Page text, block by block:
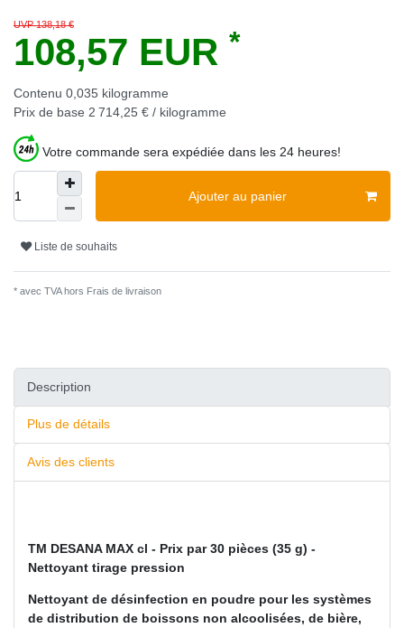
UVP 138,18 €
108,57 EUR *
Contenu 0,035 kilogramme
Prix de base 2 714,25 € / kilogramme
Votre commande sera expédiée dans les 24 heures!
Ajouter au panier
Liste de souhaits
* avec TVA hors Frais de livraison
Description
Plus de détails
Avis des clients
TM DESANA MAX cl - Prix par 30 pièces (35 g) -
Nettoyant tirage pression
Nettoyant de désinfection en poudre pour les systèmes
de distribution de boissons non alcoolisées, de bière,